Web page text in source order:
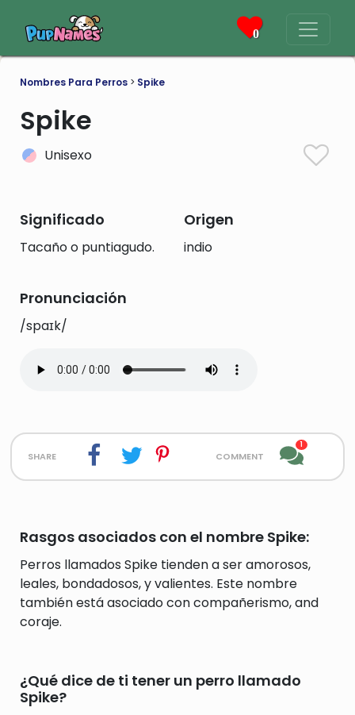
0
Nombres Para Perros > Spike
Spike
Unisexo
Significado
Tacaño o puntiagudo.
Origen
indio
Pronunciación
/spaɪk/
share comment
1
Rasgos asociados con el nombre Spike:
Perros llamados Spike tienden a ser amorosos,
leales, bondadosos, y valientes. Este nombre
también está asociado con compañerismo, and
coraje.
¿Qué dice de ti tener un perro llamado
Spike?